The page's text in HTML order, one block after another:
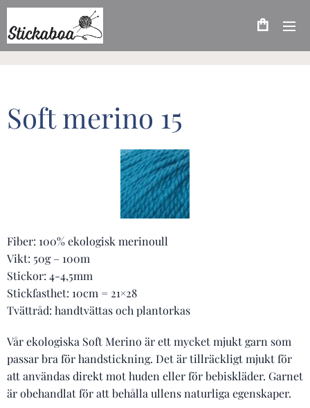
Soft merino 15
Fiber: 100% ekologisk merinoull
Vikt: 50g – 100m
Stickor: 4-4,5mm
Stickfasthet: 10cm = 21×28
Tvättråd: handtvättas och plantorkas
Vår ekologiska Soft Merino är ett mycket mjukt garn som
passar bra för handstickning. Det är tillräckligt mjukt för
att användas direkt mot huden eller för bebiskläder. Garnet
är obehandlat för att behålla ullens naturliga egenskaper.